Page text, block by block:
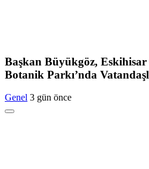
Başkan Büyükgöz, Eskihisar
Botanik Parkı’nda
Genel 3 gün önce